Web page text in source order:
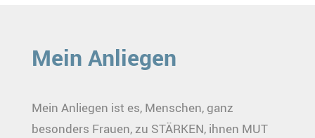
Mein Anliegen
Mein Anliegen ist es, Menschen, ganz
besonders Frauen, zu STÄRKEN, ihnen MUT